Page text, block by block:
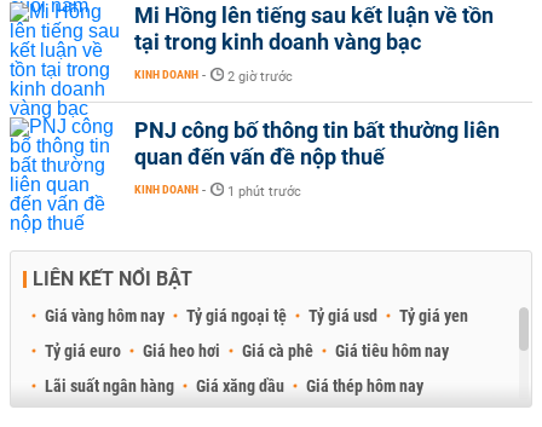
Mi Hồng lên tiếng sau kết luận về tồn
tại trong kinh doanh vàng bạc
KINH DOANH - 2 giờ trước
PNJ công bố thông tin bất thường liên
quan đến vấn đề nộp thuế
KINH DOANH - 1 phút trước
LIÊN KẾT NỔI BẬT
Giá vàng hôm nay Tỷ giá ngoại tệ Tỷ giá usd
Tỷ giá yen
Tỷ giá euro
Giá heo hơi Giá cà phê
Giá tiêu hôm nay
Lãi suất ngân hàng
Giá xăng dầu
Giá thép hôm nay